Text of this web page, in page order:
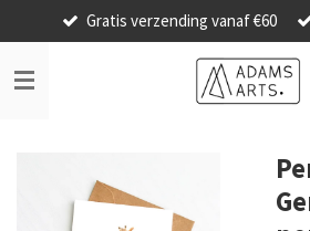
direct
naar
de
Gratis verzending vanaf €60